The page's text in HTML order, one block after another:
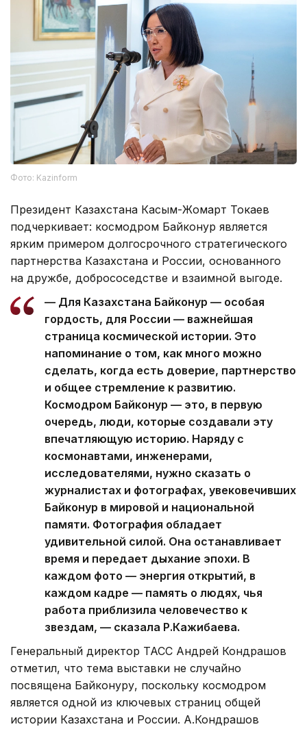
Фото: Kazinform
Президент Казахстана Касым-Жомарт Токаев
подчеркивает: космодром Байконур является
ярким примером долгосрочного стратегического
партнерства Казахстана и России, основанного
на дружбе, добрососедстве и взаимной выгоде.
— Для Казахстана Байконур — особая
гордость, для России — важнейшая
страница космической истории. Это
напоминание о том, как много можно
сделать, когда есть доверие, партнерство
и общее стремление к развитию.
Космодром Байконур — это, в первую
очередь, люди, которые создавали эту
впечатляющую историю. Наряду с
космонавтами, инженерами,
исследователями, нужно сказать о
журналистах и фотографах, увековечивших
Байконур в мировой и национальной
памяти. Фотография обладает
удивительной силой. Она останавливает
время и передает дыхание эпохи. В
каждом фото — энергия открытий, в
каждом кадре — память о людях, чья
работа приблизила человечество к
звездам, — сказала Р.Кажибаева.
Генеральный директор ТАСС Андрей Кондрашов
отметил, что тема выставки не случайно
посвящена Байконуру, поскольку космодром
является одной из ключевых страниц общей
истории Казахстана и России. А.Кондрашов